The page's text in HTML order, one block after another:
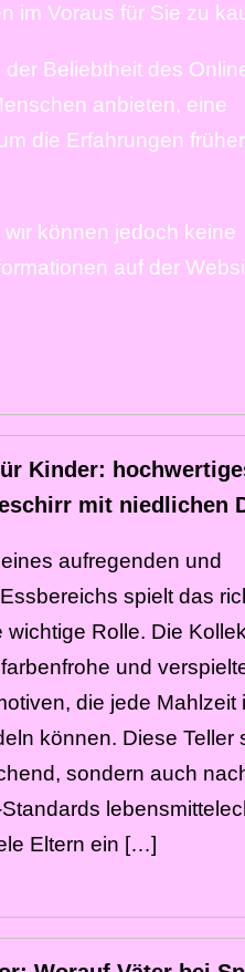
im Voraus für Sie zu
Beliebtheit des
anbieten, eine
die Erfahrungen
können jedoch keine
auf der
Kinder:
mit niedlichen
aufregenden und
spielt das
wichtige Rolle. Die
und
die jede Mahlzeit
können. Diese Teller
sondern auch
Eltern ein […]